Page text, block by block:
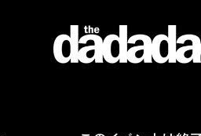
website